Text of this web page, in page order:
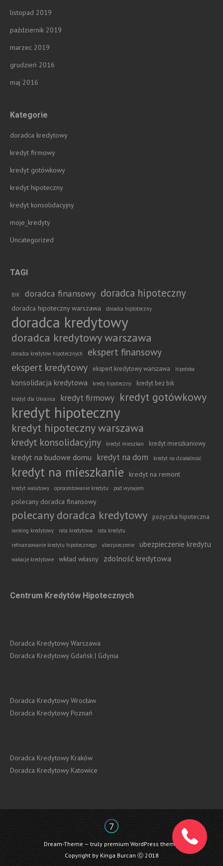
listopad 2019
październik 2019
marzec 2019
grudzień 2016
maj 2016
Kategorie
doradca kredytowy
kredyt firmowy
kredyt gotówkowy
kredyt hipoteczny
kredyt konsolidacyjny
moje_kredyty
Uncategorized
TAGI
BIK doradca finansowy doradca hipoteczny
doradca hipoteczny warszawa doradca hiptoteczny
doradca kredytowy
doradca kredytowy warszawa
doradca kredytów hipotecznych
ekspert finansowy
ekspert kredytowy
ekspert kredytowy warszawa hipoteka
konsolidacja kredytowa kredy hipoteczny kredyt bez bik
kredyt dla Ukraińca kredyt firmowy kredyt gotówkowy
kredyt hipoteczny
kredyt hipoteczny warszawa
kredyt konsolidacyjny kredyt mieszkan kredyt mieszkaniowy
kredyt na budowe domu kredyt na dom kredyt na działalność
kredyt na mieszkanie kredyt na remont
kredyt walutowy oprocentowanie kredytu pod wynajem
polecany doradca finansowy
polecany doradca kredytowy pożyczka hipoteczna
ranking kredytowy rata kredytowa rata kredytu
refinansowanie kredytu hipotecznego ubezpieczenie ubezpieczenie kredytu
wakacje kredytowe wkład własny zdolność kredytowa
Centrum Kredytów Hipotecznych
Doradca Kredytowy Warszawa
Doradca Kredytowy Gdańsk | Gdynia
Doradca Kredytowy Wrocław
Doradca Kredytowy Poznań
Doradca Kredytowy Kraków
Doradca Kredytowy Katowice
Dream-Theme — trulypremium WordPress themes
Copyright by Kinga Burcan ⓒ 2018